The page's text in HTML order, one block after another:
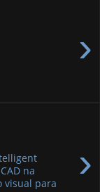
›
›
na
visual para